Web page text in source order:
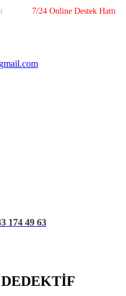
7/24 Online Destek Hattı
174 49 63